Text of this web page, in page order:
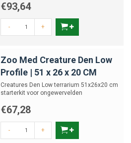
€93,64
- +
Zoo Med Creature Den Low
Profile | 51 x 26 x 20 CM
Creatures Den Low terrarium 51x26x20 cm
starterkit voor ongewervelden
€67,28
- +